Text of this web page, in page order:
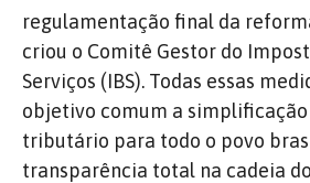
regulamentação final da
criou o Comitê Gestor do
Serviços (IBS). Todas essas
objetivo comum a
tributário para todo o povo
transparência total na cadeia